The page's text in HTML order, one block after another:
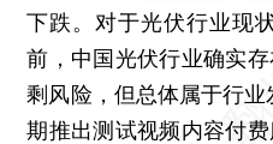
下跌。对于光伏行业现
前，中国光伏行业确实
剩风险，但总体属于行业
期推出测试视频内容付